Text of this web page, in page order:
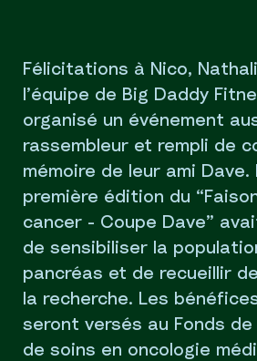
Félicitations à Nico,
l’équipe de Big Daddy
organisé un événement
rassembleur et rempli de
mémoire de leur ami Dave.
première édition du
cancer - Coupe Dave”
de sensibiliser la
pancréas et de recueillir
la recherche. Les
seront versés au Fonds
de soins en oncologie